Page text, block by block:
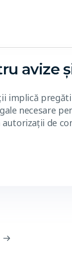
avize
implică
necesare
de